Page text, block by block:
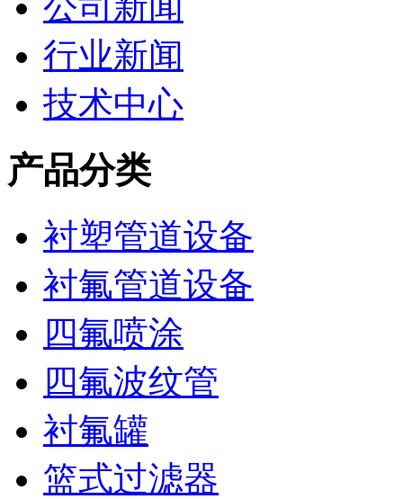
行业新闻
技术中心
产品分类
衬塑管道设备
衬氟管道设备
四氟喷涂
四氟波纹管
衬氟罐
篮式过滤器